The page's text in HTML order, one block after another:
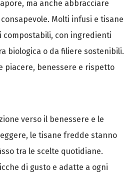
ma anche abbracciare
Molti infusi e tisane
con ingredienti
biologica o da filiere sostenibili.
piacere, benessere e rispetto
verso il benessere e le
le tisane fredde stanno
tra le scelte quotidiane.
di gusto e adatte a ogni